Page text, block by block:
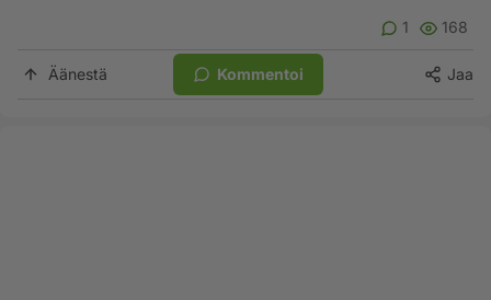
1 168
Äänestä Kommentoi Jaa